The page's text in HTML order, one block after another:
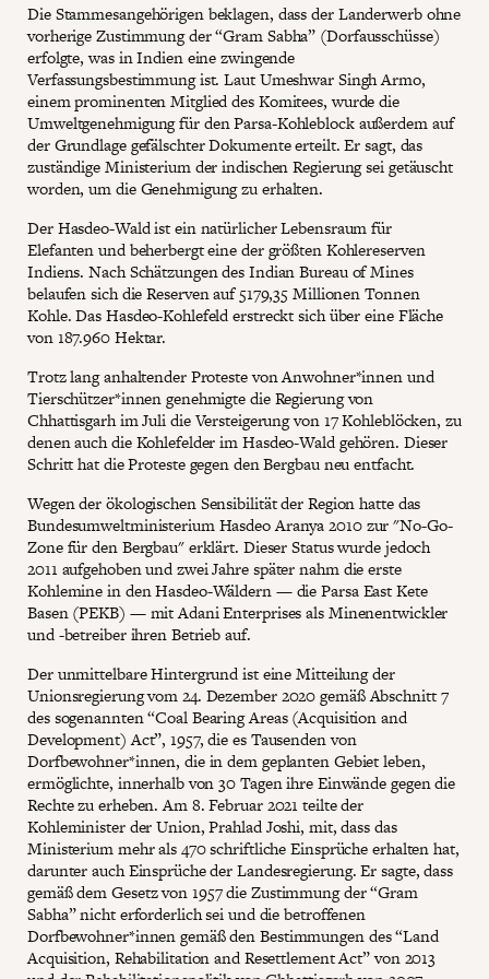
Die Stammesangehörigen beklagen, dass der Landerwerb ohne
vorherige Zustimmung der “Gram Sabha” (Dorfausschüsse)
erfolgte, was in Indien eine zwingende
Verfassungsbestimmung ist. Laut Umeshwar Singh Armo,
einem prominenten Mitglied des Komitees, wurde die
Umweltgenehmigung für den Parsa-Kohleblock außerdem auf
der Grundlage gefälschter Dokumente erteilt. Er sagt, das
zuständige Ministerium der indischen Regierung sei getäuscht
worden, um die Genehmigung zu erhalten.
Der Hasdeo-Wald ist ein natürlicher Lebensraum für
Elefanten und beherbergt eine der größten Kohlereserven
Indiens. Nach Schätzungen des Indian Bureau of Mines
belaufen sich die Reserven auf 5179,35 Millionen Tonnen
Kohle. Das Hasdeo-Kohlefeld erstreckt sich über eine Fläche
von 187.960 Hektar.
Trotz lang anhaltender Proteste von Anwohner*innen und
Tierschützer*innen genehmigte die Regierung von
Chhattisgarh im Juli die Versteigerung von 17 Kohleblöcken, zu
denen auch die Kohlefelder im Hasdeo-Wald gehören. Dieser
Schritt hat die Proteste gegen den Bergbau neu entfacht.
Wegen der ökologischen Sensibilität der Region hatte das
Bundesumweltministerium Hasdeo Aranya 2010 zur "No-Go-
Zone für den Bergbau" erklärt. Dieser Status wurde jedoch
2011 aufgehoben und zwei Jahre später nahm die erste
Kohlemine in den Hasdeo-Wäldern — die Parsa East Kete
Basen (PEKB) — mit Adani Enterprises als Minenentwickler
und -betreiber ihren Betrieb auf.
Der unmittelbare Hintergrund ist eine Mitteilung der
Unionsregierung vom 24. Dezember 2020 gemäß Abschnitt 7
des sogenannten “Coal Bearing Areas (Acquisition and
Development) Act”, 1957, die es Tausenden von
Dorfbewohner*innen, die in dem geplanten Gebiet leben,
ermöglichte, innerhalb von 30 Tagen ihre Einwände gegen die
Rechte zu erheben. Am 8. Februar 2021 teilte der
Kohleminister der Union, Prahlad Joshi, mit, dass das
Ministerium mehr als 470 schriftliche Einsprüche erhalten hat,
darunter auch Einsprüche der Landesregierung. Er sagte, dass
gemäß dem Gesetz von 1957 die Zustimmung der “Gram
Sabha” nicht erforderlich sei und die betroffenen
Dorfbewohner*innen gemäß den Bestimmungen des “Land
Acquisition, Rehabilitation and Resettlement Act” von 2013